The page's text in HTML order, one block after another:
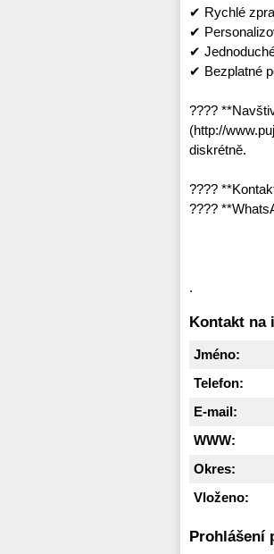
✔ Rychlé
✔
✔
✔ Bezplatné
????
(http://
diskrétně.
????
????
.
Kontakt na
Jméno:
Telefon:
E-mail:
WWW:
Okres:
Vloženo:
Prohlášení